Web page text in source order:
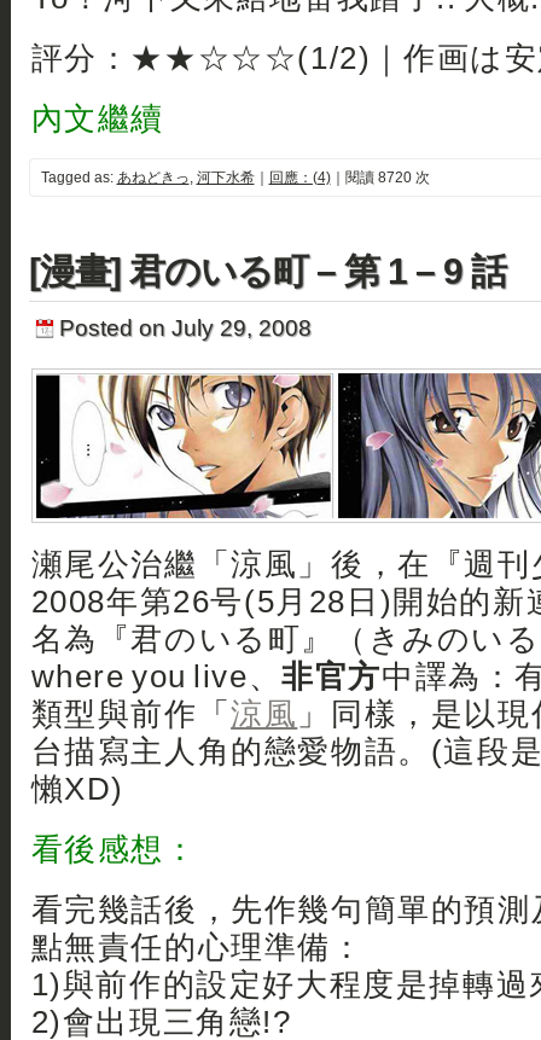
評分：★★☆☆☆(1/2)｜作画は安
內文繼續
Tagged as: あねどきっ, 河下水希｜ 回應：(4)｜閱讀 8720 次
[漫畫] 君のいる町 – 第 1 – 9 話
Posted on July 29, 2008
瀬尾公治繼「涼風」後，在『週
2008年第26号(5月28日)開始的新
名為『君のいる町』（きみのい
where you live、非官方中譯為：
類型與前作「涼風 」同樣，是以
台描寫主人角的戀愛物語。(這段
懶XD)
看後感想：
看完幾話後，先作幾句簡單的預
點無責任的心理準備：
1)與前作的設定好大程度是掉轉過
2)會出現三角戀!?